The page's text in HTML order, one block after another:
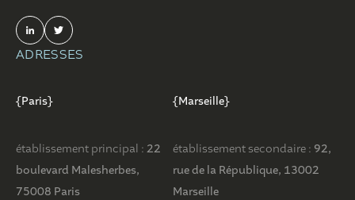
ADRESSES
{Paris}
établissement principal : 22
boulevard Malesherbes,
75008 Paris
{Marseille}
établissement secondaire : 92,
rue de la République, 13002
Marseille